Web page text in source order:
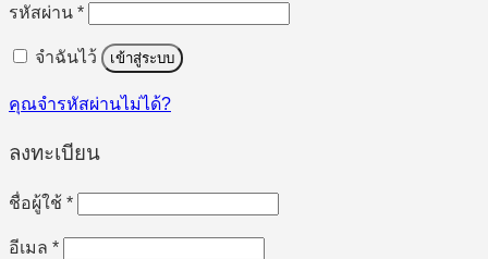
รหัสผ่าน *ต้องการ
จำฉันไว้ เข้าสู่ระบบ
คุณจำรหัสผ่านไม่ได้?
ลงทะเบียน
ชื่อผู้ใช้ *ต้องการ
อีเมล *ต้องการ